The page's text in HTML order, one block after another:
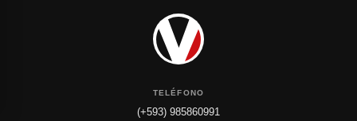
TELÉFONO
(+593) 985860991